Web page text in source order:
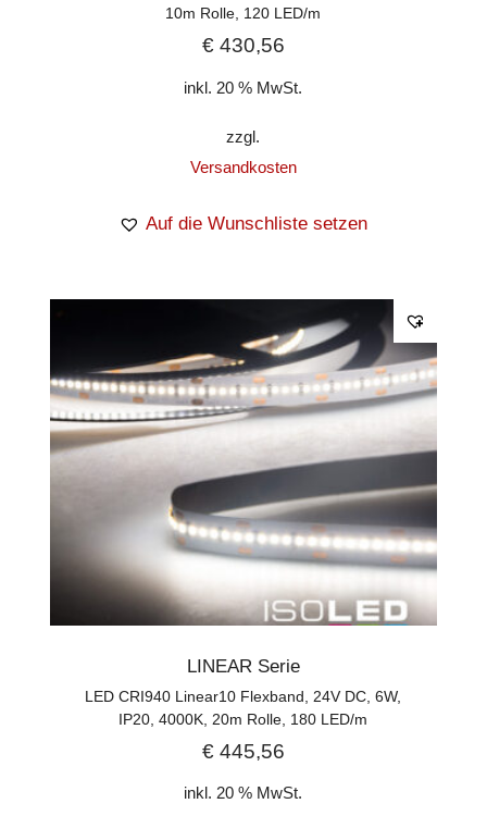
10m Rolle, 120 LED/m
€430,56
inkl. 20 % MwSt.
zzgl.
Versandkosten
Auf die Wunschliste setzen
LINEAR Serie
LED CRI940 Linear10 Flexband, 24V DC, 6W,
IP20, 4000K, 20m Rolle, 180 LED/m
€445,56
inkl. 20 % MwSt.